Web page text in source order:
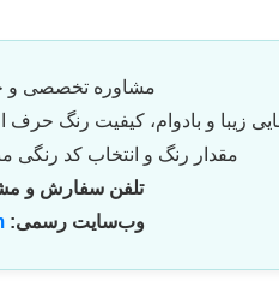
مشاوره تخصصی و
زیبا و بادوام، کیفیت رنگ
مقدار رنگ و انتخاب کد رنگی
تلفن سفارش و
وب‌سایت رسمی: